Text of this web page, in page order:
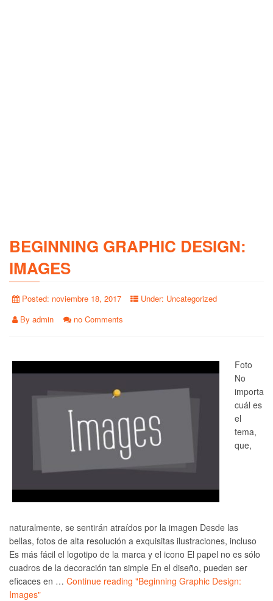
BEGINNING GRAPHIC DESIGN:
IMAGES
Posted: noviembre 18, 2017 Under: Uncategorized
By admin no Comments
Foto
No
importa
cuál es
el
tema,
que,
naturalmente, se sentirán atraídos por la imagen Desde las
bellas, fotos de alta resolución a exquisitas ilustraciones, incluso
Es más fácil el logotipo de la marca y el icono El papel no es sólo
cuadros de la decoración tan simple En el diseño, pueden ser
eficaces en … Continue reading "Beginning Graphic Design:
Images"